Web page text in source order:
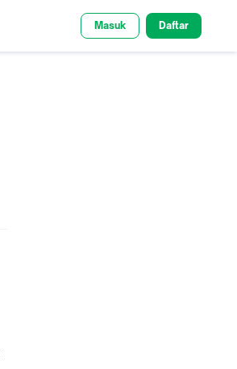
Masuk Daftar